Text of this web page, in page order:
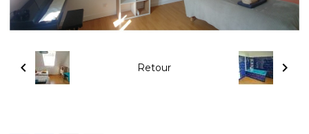
Retour